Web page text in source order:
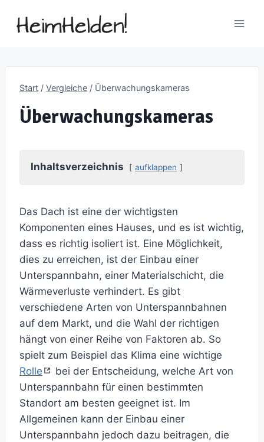
Inhalt
Start / Vergleiche / Überwachungskameras
Überwachungskameras
Inhaltsverzeichnis aufklappen
Das Dach ist eine der wichtigsten
Komponenten eines Hauses, und es ist wichtig,
dass es richtig isoliert ist. Eine Möglichkeit,
dies zu erreichen, ist der Einbau einer
Unterspannbahn, einer Materialschicht, die
Wärmeverluste verhindert. Es gibt
verschiedene Arten von Unterspannbahnen
auf dem Markt, und die Wahl der richtigen
hängt von einer Reihe von Faktoren ab. So
spielt zum Beispiel das Klima eine wichtige
Rolle
bei der Entscheidung, welche Art von
Unterspannbahn für einen bestimmten
Standort am besten geeignet ist. Im
Allgemeinen kann der Einbau einer
Unterspannbahn jedoch dazu beitragen, die